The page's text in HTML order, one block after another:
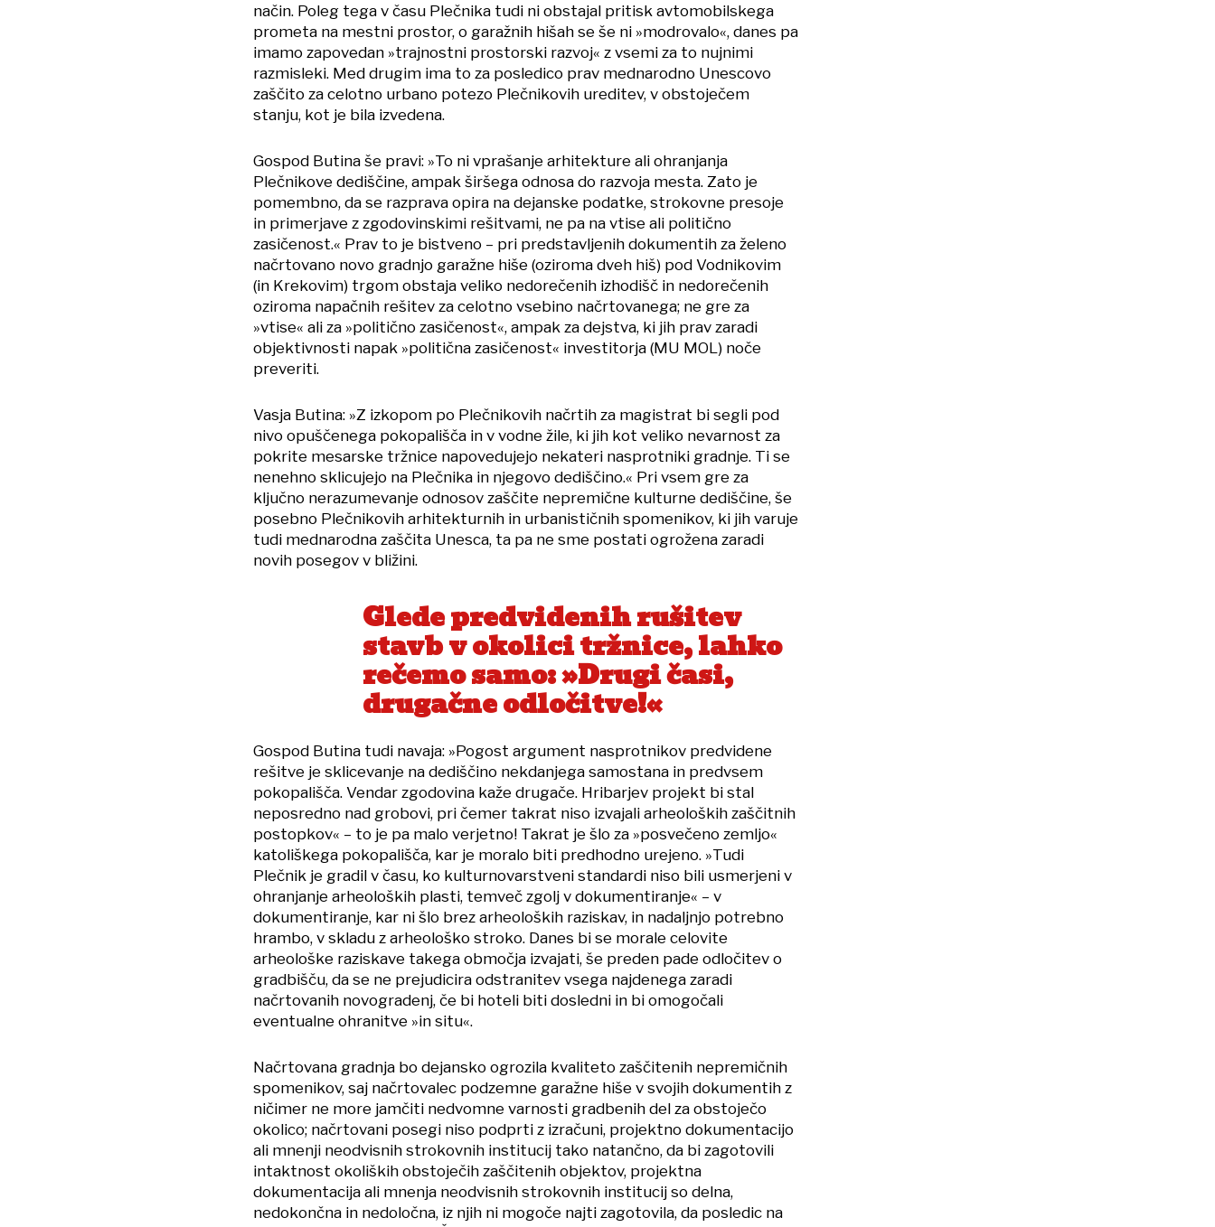
način. Poleg tega v času Plečnika tudi ni obstajal pritisk avtomobilskega
prometa na mestni prostor, o garažnih hišah se še ni »modrovalo«, danes pa
imamo zapovedan »trajnostni prostorski razvoj« z vsemi za to nujnimi
razmisleki. Med drugim ima to za posledico prav mednarodno Unescovo
zaščito za celotno urbano potezo Plečnikovih ureditev, v obstoječem
stanju, kot je bila izvedena.
Gospod Butina še pravi: »To ni vprašanje arhitekture ali ohranjanja
Plečnikove dediščine, ampak širšega odnosa do razvoja mesta. Zato je
pomembno, da se razprava opira na dejanske podatke, strokovne presoje
in primerjave z zgodovinskimi rešitvami, ne pa na vtise ali politično
zasičenost.« Prav to je bistveno – pri predstavljenih dokumentih za želeno
načrtovano novo gradnjo garažne hiše (oziroma dveh hiš) pod Vodnikovim
(in Krekovim) trgom obstaja veliko nedorečenih izhodišč in nedorečenih
oziroma napačnih rešitev za celotno vsebino načrtovanega; ne gre za
»vtise« ali za »politično zasičenost«, ampak za dejstva, ki jih prav zaradi
objektivnosti napak »politična zasičenost« investitorja (MU MOL) noče
preveriti.
Vasja Butina: »Z izkopom po Plečnikovih načrtih za magistrat bi segli pod
nivo opuščenega pokopališča in v vodne žile, ki jih kot veliko nevarnost za
pokrite mesarske tržnice napovedujejo nekateri nasprotniki gradnje. Ti se
nenehno sklicujejo na Plečnika in njegovo dediščino.« Pri vsem gre za
ključno nerazumevanje odnosov zaščite nepremične kulturne dediščine, še
posebno Plečnikovih arhitekturnih in urbanističnih spomenikov, ki jih varuje
tudi mednarodna zaščita Unesca, ta pa ne sme postati ogrožena zaradi
novih posegov v bližini.
Glede predvidenih rušitev
stavb v okolici tržnice, lahko
rečemo samo: »Drugi časi,
drugačne odločitve!«
Gospod Butina tudi navaja: »Pogost argument nasprotnikov predvidene
rešitve je sklicevanje na dediščino nekdanjega samostana in predvsem
pokopališča. Vendar zgodovina kaže drugače. Hribarjev projekt bi stal
neposredno nad grobovi, pri čemer takrat niso izvajali arheoloških zaščitnih
postopkov« – to je pa malo verjetno! Takrat je šlo za »posvečeno zemljo«
katoliškega pokopališča, kar je moralo biti predhodno urejeno. »Tudi
Plečnik je gradil v času, ko kulturnovarstveni standardi niso bili usmerjeni v
ohranjanje arheoloških plasti, temveč zgolj v dokumentiranje« – v
dokumentiranje, kar ni šlo brez arheoloških raziskav, in nadaljnjo potrebno
hrambo, v skladu z arheološko stroko. Danes bi se morale celovite
arheološke raziskave takega območja izvajati, še preden pade odločitev o
gradbišču, da se ne prejudicira odstranitev vsega najdenega zaradi
načrtovanih novogradenj, če bi hoteli biti dosledni in bi omogočali
eventualne ohranitve »in situ«.
Načrtovana gradnja bo dejansko ogrozila kvaliteto zaščitenih nepremičnih
spomenikov, saj načrtovalec podzemne garažne hiše v svojih dokumentih z
ničimer ne more jamčiti nedvomne varnosti gradbenih del za obstoječo
okolico; načrtovani posegi niso podprti z izračuni, projektno dokumentacijo
ali mnenji neodvisnih strokovnih institucij tako natančno, da bi zagotovili
intaktnost okoliških obstoječih zaščitenih objektov, projektna
dokumentacija ali mnenja neodvisnih strokovnih institucij so delna,
nedokončna in nedoločna, iz njih ni mogoče najti zagotovila, da posledic na